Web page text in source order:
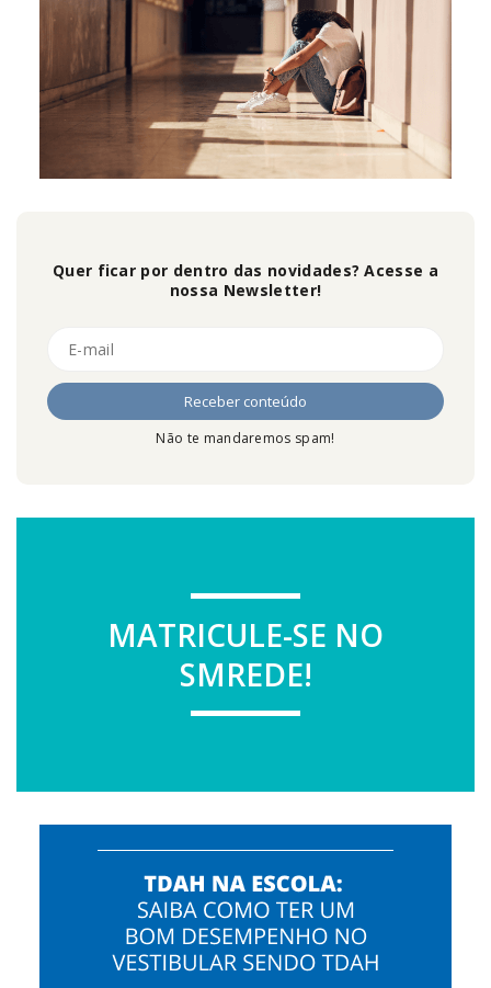
Quer ficar por dentro das novidades? Acesse a
nossa Newsletter!
Não te mandaremos spam!
MATRICULE-SE NO
SMREDE!